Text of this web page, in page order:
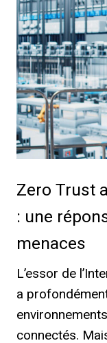
Zero Trust
: une
menaces
L’essor de
a
connectés.